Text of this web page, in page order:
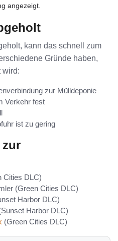
angezeigt.
kann das schnell zum
Gründe haben,
wird:
zur Mülldeponie
Verkehr fest
ist zu gering
zur
Cities DLC)
(Green Cities DLC)
Harbor DLC)
Harbor DLC)
(Green Cities DLC)